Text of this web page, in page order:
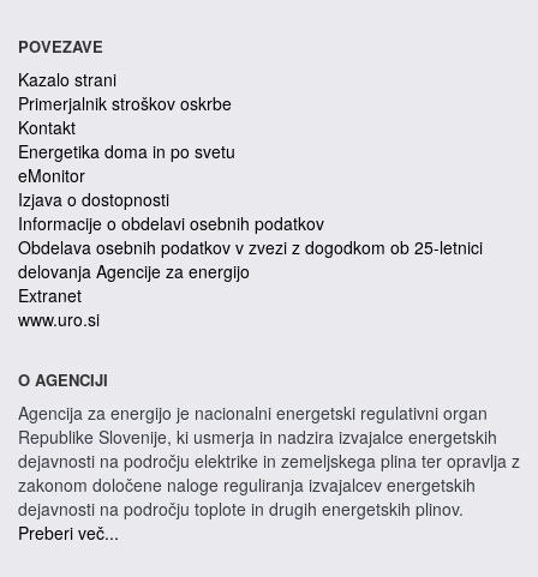
POVEZAVE
Kazalo strani
Primerjalnik stroškov oskrbe
Kontakt
Energetika doma in po svetu
eMonitor
Izjava o dostopnosti
Informacije o obdelavi osebnih podatkov
Obdelava osebnih podatkov v zvezi z dogodkom ob 25-letnici
delovanja Agencije za energijo
Extranet
www.uro.si
O AGENCIJI
Agencija za energijo je nacionalni energetski regulativni organ
Republike Slovenije, ki usmerja in nadzira izvajalce energetskih
dejavnosti na področju elektrike in zemeljskega plina ter opravlja z
zakonom določene naloge reguliranja izvajalcev energetskih
dejavnosti na področju toplote in drugih energetskih plinov.
Preberi več...